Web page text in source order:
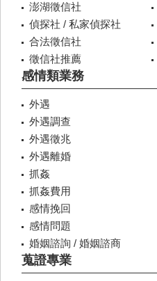
澎湖徵信社
偵探社 / 私家偵探社
合法徵信社
徵信社推薦
感情類業務
外遇
外遇調查
外遇徵兆
外遇離婚
抓姦
抓姦費用
感情挽回
感情問題
婚姻諮詢 / 婚姻諮商
蒐證專業